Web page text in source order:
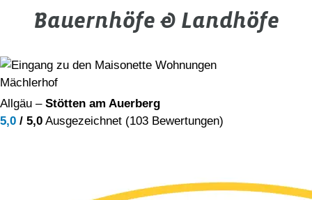
Bauernhöfe & Landhöfe
Mächlerhof
Allgäu – Stötten am Auerberg
5,0 / 5,0 Ausgezeichnet (103 Bewertungen)